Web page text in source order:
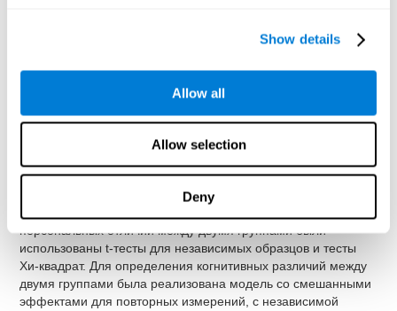
Show details
Allow all
Allow selection
Deny
(well-being index Всемирной
физического и психологического благополучия.
Шкалаудобства использования iTV(iTV system
Статистический анализ
Для анализа данных была использована SPSS 17.0. Для
персональных отличий между двумя группами были
использованы t-тесты для независимых образцов и тесты
Хи-квадрат. Для определения когнитивных различий между
двумя группами была реализована модель со смешанными
эффектами для повторных измерений, с независимой